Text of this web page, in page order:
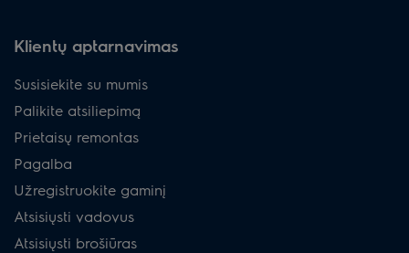
Klientų aptarnavimas
Susisiekite su mumis
Palikite atsiliepimą
Prietaisų remontas
Pagalba
Užregistruokite gaminį
Atsisiųsti vadovus
Atsisiųsti brošiūras